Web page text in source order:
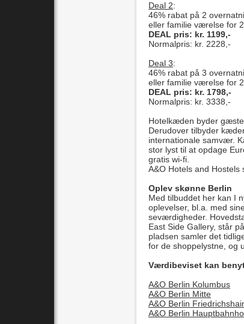
Deal 2:
46% rabat på 2
eller familie værelse for
DEAL pris: kr. 1199,-
Normalpris: kr. 2228,-
Deal 3:
46% rabat på 3
eller familie værelse for
DEAL pris: kr. 1798,-
Normalpris: kr. 3338,-
Hotelkæden byder
Derudover tilbyder
internationale samvær.
stor lyst til at opdage
gratis wi-fi.
A&O Hotels and
Oplev skønne Berlin
Med tilbuddet her kan I
oplevelser, bl.a. med
seværdigheder.
East Side Gallery, står
pladsen samler det
for de shoppelystne, og
Værdibeviset kan
A&O Berlin Kolumbus
A&O Berlin Mitte
A&O Berlin
A&O Berlin